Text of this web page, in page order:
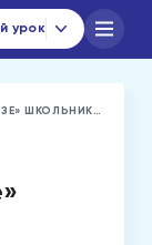
урок
НА «ЦИФРОВОМ ЛИКБЕЗЕ» ШКОЛЬНИКИ НАУЧИЛИСЬ ЗАЩИЩАТЬСЯ ОТ ТЕЛЕФОННЫХ МОШЕННИКОВ